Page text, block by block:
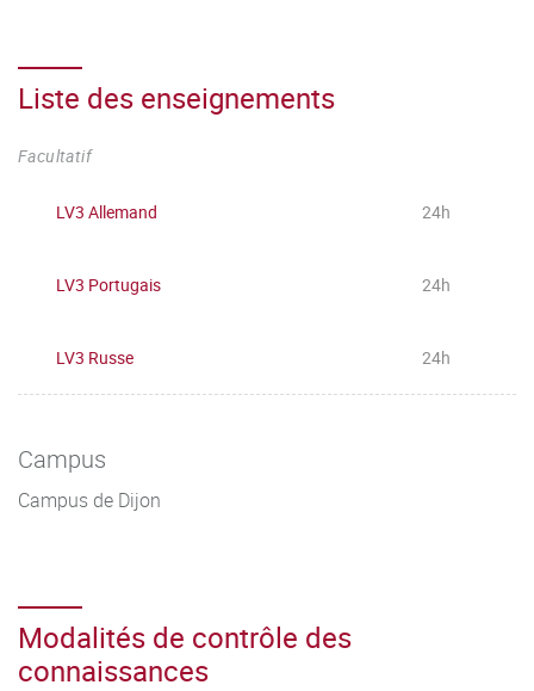
Liste des enseignements
Facultatif
LV3 Allemand 24h
LV3 Portugais 24h
LV3 Russe 24h
Campus
Campus de Dijon
Modalités de contrôle des
connaissances